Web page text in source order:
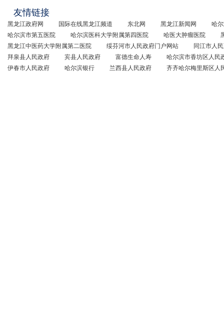
友情链接
黑龙江政府网 国际在线黑龙江频道 东北网 黑龙江新闻网
哈
哈尔滨市第五医院
哈尔滨医科大学附属第四医院 哈医大肿瘤医院
黑龙江中医药大学附属第二医院
绥芬河市人民政府门户网站
同江市人
拜泉县人民政府
宾县人民政府 富德生命人寿
哈尔滨市香坊区人民
伊春市人民政府
哈尔滨银行 兰西县人民政府 齐齐哈尔梅里斯区人